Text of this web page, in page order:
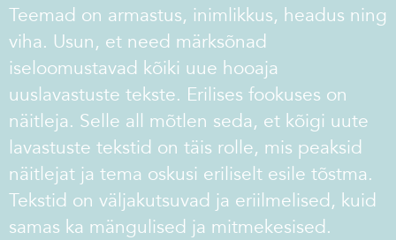
Teemad on armastus, inimlikkus, headus ning
viha. Usun, et need märksõnad
iseloomustavad kõiki uue hooaja
uuslavastuste tekste. Erilises fookuses on
näitleja. Selle all mõtlen seda, et kõigi uute
lavastuste tekstid on täis rolle, mis peaksid
näitlejat ja tema oskusi eriliselt esile tõstma.
Tekstid on väljakutsuvad ja eriilmelised, kuid
samas ka mängulised ja mitmekesised.